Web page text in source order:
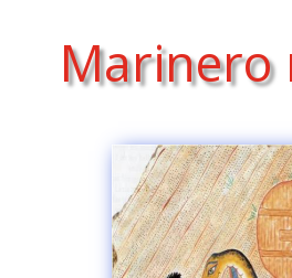
Marinero